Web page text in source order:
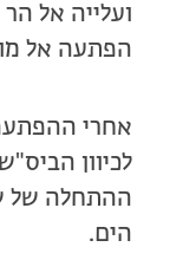
ועלייה אל
הפתעה אל
אחרי
לכיוון
ההתחלה של
הים.